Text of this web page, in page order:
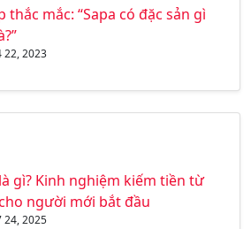
thắc mắc: “Sapa có đặc sản gì
22, 2023
gì? Kinh nghiệm kiếm tiền từ
người mới bắt đầu
24, 2025